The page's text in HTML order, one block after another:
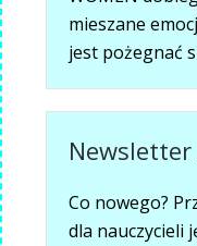
mieszane
jest pożegnać
Newsletter
Co nowego?
dla nauczycieli